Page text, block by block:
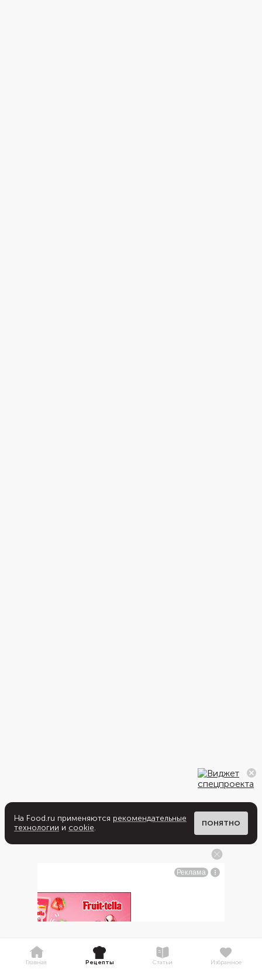
На Food.ru применяются рекомендательные
технологии и cookie. ПОНЯТНО
Главная Рецепты Статьи Избранное